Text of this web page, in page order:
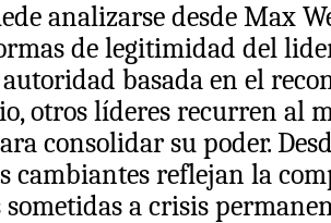
analizarse desde Max
de legitimidad del
basada en el
otros líderes recurren al
consolidar su poder.
cambiantes reflejan la
sometidas a crisis